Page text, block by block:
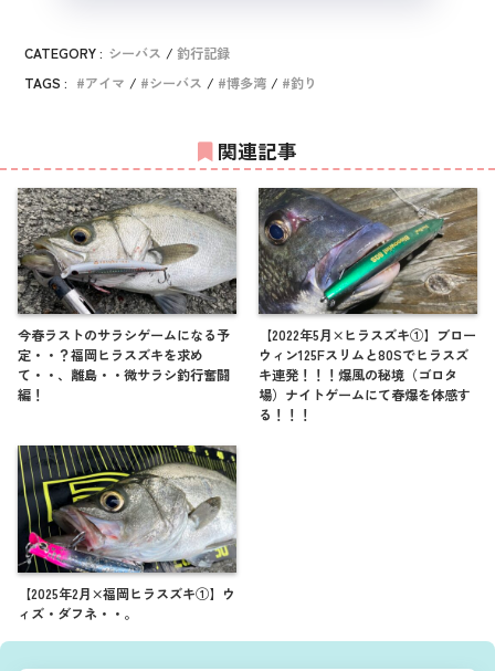
CATEGORY : シーバス
釣行記録
TAGS :
アイマ シーバス 博多湾 釣り
関連記事
今春ラストのサラシゲームになる予
定・・？福岡ヒラスズキを求め
て・・、離島・・微サラシ釣行奮闘
編！
【2022年5月×ヒラスズキ①】ブロー
ウィン125Fスリムと80Sでヒラスズ
キ連発！！！爆風の秘境（ゴロタ
場）ナイトゲームにて春爆を体感す
る！！！
【2025年2月×福岡ヒラスズキ①】ウ
ィズ・ダフネ・・。